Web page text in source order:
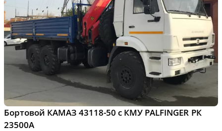
Бортовой КАМАЗ 43118-50 с КМУ PALFINGER РК
23500А